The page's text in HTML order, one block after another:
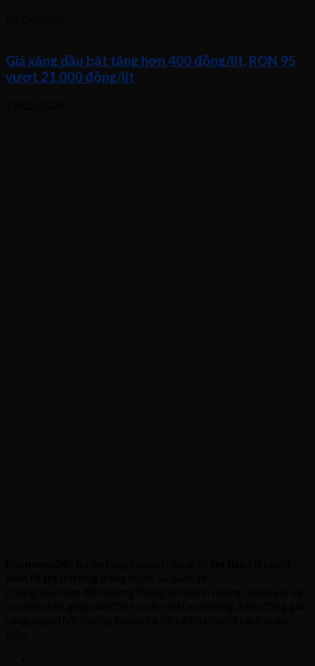
Giá xăng dầu bật tăng hơn 400 đồng/lít, RON 95
vượt 21.000 đồng/lít